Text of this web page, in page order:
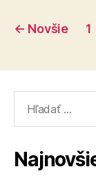
← Novšie 1